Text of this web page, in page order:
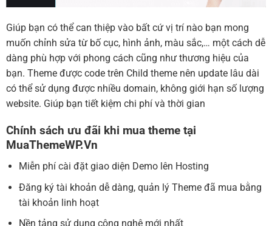
Giúp bạn có thể can thiệp vào bất cứ vị trí nào bạn mong
muốn chỉnh sửa từ bố cục, hình ảnh, màu sắc,… một cách dễ
dàng phù hợp với phong cách cũng như thương hiệu của
bạn. Theme được code trên Child theme nên update lâu dài
có thể sử dụng được nhiều domain, không giới hạn số lượng
website. Giúp bạn tiết kiệm chi phí và thời gian
Chính sách ưu đãi khi mua theme tại
MuaThemeWP.Vn
Miễn phí cài đặt giao diện Demo lên Hosting
Đăng ký tài khoản dễ dàng, quản lý Theme đã mua bằng
tài khoản linh hoạt
Nền tảng sử dụng công nghệ mới nhất